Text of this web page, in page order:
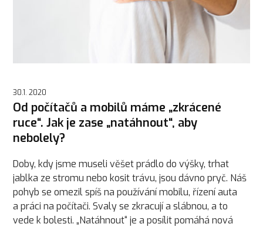
30.1. 2020
Od počítačů a mobilů máme „zkrácené
ruce“. Jak je zase „natáhnout“, aby
nebolely?
Doby, kdy jsme museli věšet prádlo do výšky, trhat
jablka ze stromu nebo kosit trávu, jsou dávno pryč. Náš
pohyb se omezil spíš na používání mobilu, řízení auta
a práci na počítači. Svaly se zkracují a slábnou, a to
vede k bolesti. „Natáhnout“ je a posílit pomáhá nová